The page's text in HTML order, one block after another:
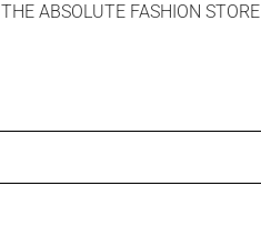
THE ABSOLUTE FASHION STORE